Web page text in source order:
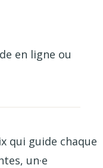
en ligne ou
qui guide chaque
un·e